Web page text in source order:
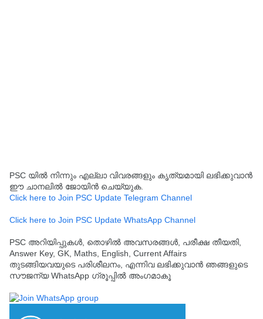
PSC യിൽ നിന്നും എല്ലാ വിവരങ്ങളും കൃത്യമായി ലഭിക്കുവാൻ
ഈ ചാനലിൽ ജോയിൻ ചെയ്യുക.
Click here to Join PSC Update Telegram Channel
Click here to Join PSC Update WhatsApp Channel
PSC അറിയിപ്പുകൾ, തൊഴിൽ അവസരങ്ങൾ, പരീക്ഷ തീയതി,
Answer Key, GK, Maths, English, Current Affairs
തുടങ്ങിയവയുടെ പരിശീലനം, എന്നിവ ലഭിക്കുവാൻ ഞങ്ങളുടെ
സൗജന്യ WhatsApp ഗ്രൂപ്പിൽ അംഗമാകൂ